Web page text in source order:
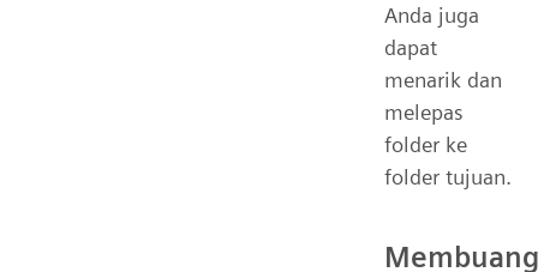
Anda juga
dapat
menarik dan
melepas
folder ke
folder tujuan.